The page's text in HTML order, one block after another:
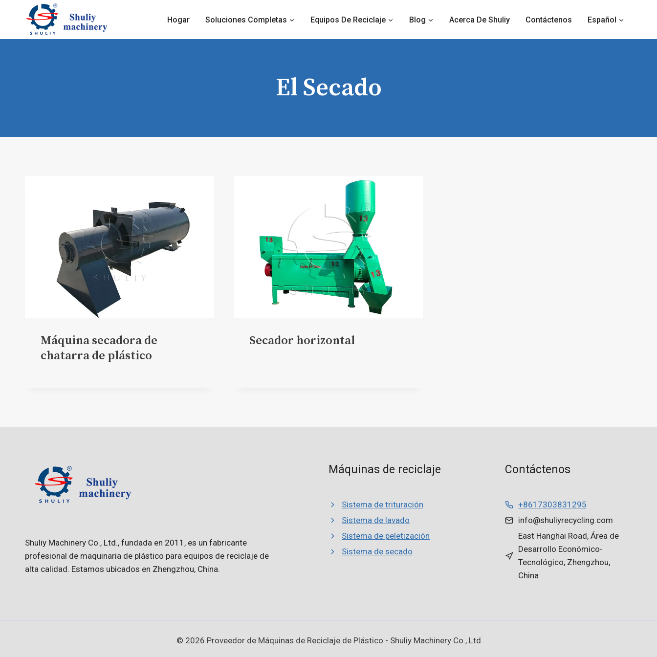
contenido
Hogar Soluciones Completas Equipos De Reciclaje Blog Acerca De Shuliy Contáctenos Español
El Secado
Máquina secadora de
chatarra de plástico
Secador horizontal
Shuliy Machinery Co., Ltd., fundada en 2011, es un fabricante
profesional de maquinaria de plástico para equipos de reciclaje de
alta calidad. Estamos ubicados en Zhengzhou, China.
Máquinas de reciclaje
Sistema de trituración
Sistema de lavado
Sistema de peletización
Sistema de secado
Contáctenos
+8617303831295
info@shuliyrecycling.com
East Hanghai Road, Área de
Desarrollo Económico-
Tecnológico, Zhengzhou,
China
© 2026 Proveedor de Máquinas de Reciclaje de Plástico - Shuliy Machinery Co., Ltd